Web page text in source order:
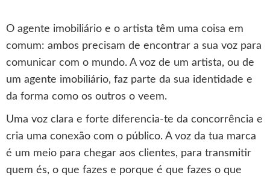
O agente imobiliário e o artista têm uma coisa em
comum: ambos precisam de encontrar a sua voz para
comunicar com o mundo. A voz de um artista, ou de
um agente imobiliário, faz parte da sua identidade e
da forma como os outros o veem.
Uma voz clara e forte diferencia-te da concorrência e
cria uma conexão com o público. A voz da tua marca
é um meio para chegar aos clientes, para transmitir
quem és, o que fazes e porque é que fazes o que